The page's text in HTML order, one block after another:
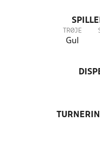
TRØJE
Gul